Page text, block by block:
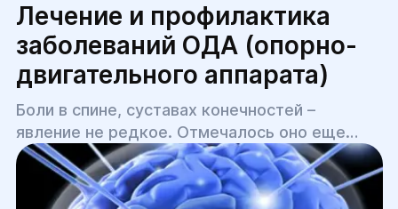
Лечение и профилактика
заболеваний ОДА (опорно-
двигательного аппарата)
Боли в спине, суставах конечностей –
явление не редкое. Отмечалось оно еще
древними лекарями, первыми врачами.
Пациенты жаловались на подобные
симптомы в самых разных ситуациях,